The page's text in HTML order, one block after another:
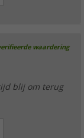
waardering
blij om terug